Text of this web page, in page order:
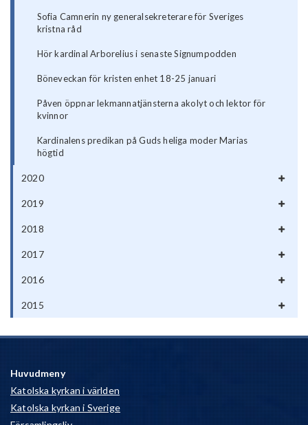
Sofia Camnerin ny generalsekreterare för Sveriges
kristna råd
Hör kardinal Arborelius i senaste Signumpodden
Böneveckan för kristen enhet 18-25 januari
Påven öppnar lekmannatjänsterna akolyt och lektor för
kvinnor
Kardinalens predikan på Guds heliga moder Marias
högtid
2020
2019
2018
2017
2016
2015
Huvudmeny
Katolska kyrkan i världen
Katolska kyrkan i Sverige